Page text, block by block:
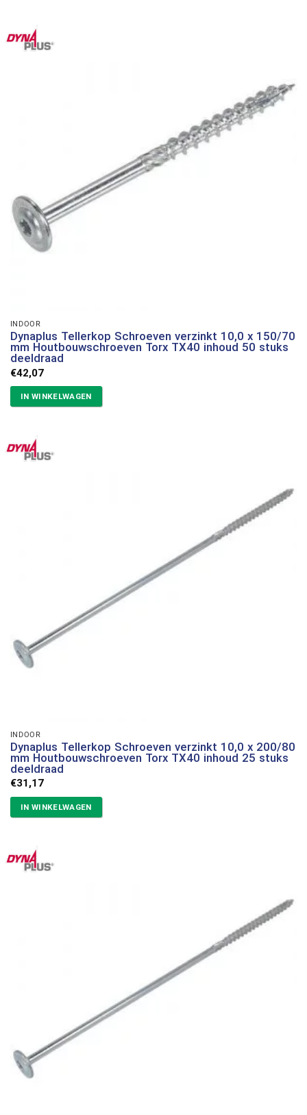
INDOOR
Dynaplus Tellerkop Schroeven verzinkt 10,0 x 150/70
mm Houtbouwschroeven Torx TX40 inhoud 50 stuks
deeldraad
€42,07
IN WINKELWAGEN
INDOOR
Dynaplus Tellerkop Schroeven verzinkt 10,0 x 200/80
mm Houtbouwschroeven Torx TX40 inhoud 25 stuks
deeldraad
€31,17
IN WINKELWAGEN